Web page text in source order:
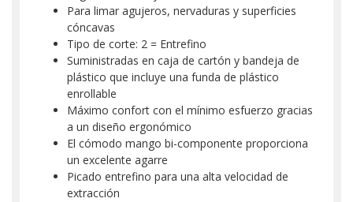
Para limar agujeros, nervaduras y superficies
cóncavas
Tipo de corte: 2 = Entrefino
Suministradas en caja de cartón y bandeja de
plástico que incluye una funda de plástico
enrollable
Máximo confort con el mínimo esfuerzo gracias
a un diseño ergonómico
El cómodo mango bi-componente proporciona
un excelente agarre
Picado entrefino para una alta velocidad de
extracción